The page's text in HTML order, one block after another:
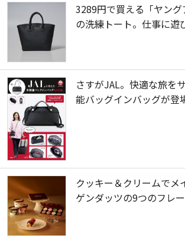
3289円で買える「ヤング
の洗練トート。仕事に遊
さすがJAL。快適な旅を
能バッグインバッグが登
クッキー＆クリームで
ゲンダッツの9つのフレ